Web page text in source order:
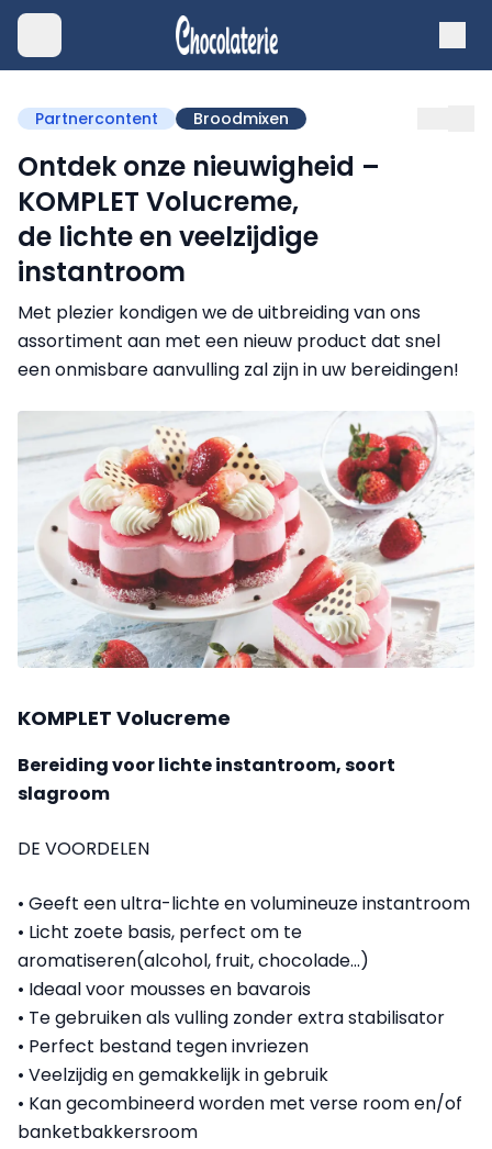
Partnercontent Broodmixen
Ontdek onze nieuwigheid –
KOMPLET Volucreme,
de lichte en veelzijdige
instantroom
Met plezier kondigen we de uitbreiding van ons
assortiment aan met een nieuw product dat snel
een onmisbare aanvulling zal zijn in uw bereidingen!
KOMPLET Volucreme
Bereiding voor lichte instantroom, soort
slagroom
DE VOORDELEN
• Geeft een ultra-lichte en volumineuze instantroom
• Licht zoete basis, perfect om te
aromatiseren(alcohol, fruit, chocolade…)
• Ideaal voor mousses en bavarois
• Te gebruiken als vulling zonder extra stabilisator
• Perfect bestand tegen invriezen
• Veelzijdig en gemakkelijk in gebruik
• Kan gecombineerd worden met verse room en/of
banketbakkersroom